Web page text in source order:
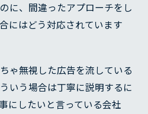
に、間違ったアプローチをし
にはどう対応されています
ゃ無視した広告を流している
いう場合は丁寧に説明するに
にしたいと言っている会社